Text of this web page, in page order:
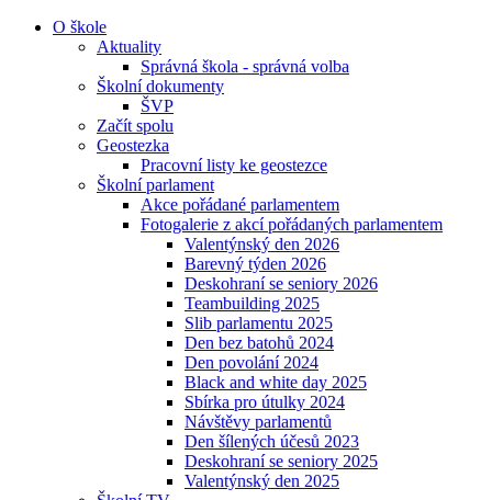
O škole
Aktuality
Správná škola - správná volba
Školní dokumenty
ŠVP
Začít spolu
Geostezka
Pracovní listy ke geostezce
Školní parlament
Akce pořádané parlamentem
Fotogalerie z akcí pořádaných parlamentem
Valentýnský den 2026
Barevný týden 2026
Deskohraní se seniory 2026
Teambuilding 2025
Slib parlamentu 2025
Den bez batohů 2024
Den povolání 2024
Black and white day 2025
Sbírka pro útulky 2024
Návštěvy parlamentů
Den šílených účesů 2023
Deskohraní se seniory 2025
Valentýnský den 2025